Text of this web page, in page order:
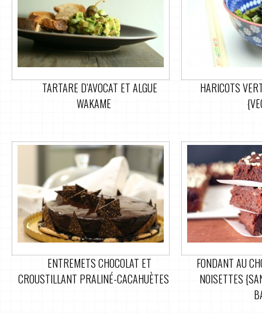
TARTARE D’AVOCAT ET ALGUE
WAKAME
HARICOTS
ENTREMETS CHOCOLAT ET
CROUSTILLANT PRALINÉ-CACAHUÈTES
FONDANT AU
NOISETTES